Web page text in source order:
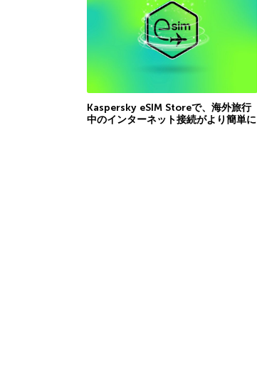
Kaspersky eSIM Storeで、海外旅行
中のインターネット接続がより簡単に